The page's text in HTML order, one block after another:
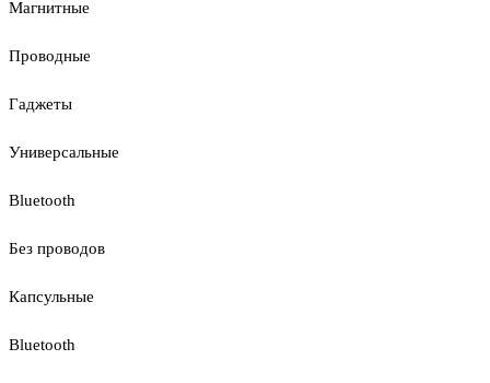
Магнитные
Проводные
Гаджеты
Универсальные
Bluetooth
Без проводов
Капсульные
Bluetooth